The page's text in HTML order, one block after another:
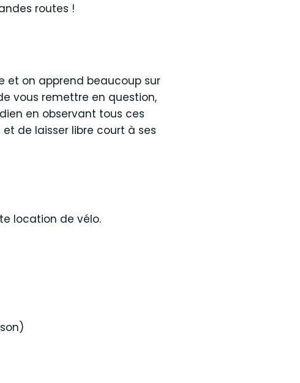
routes !
et on apprend beaucoup sur
vous remettre en question,
en observant tous ces
de laisser libre court à ses
location de vélo.